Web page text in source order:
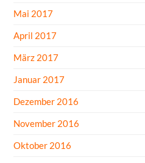
Mai 2017
April 2017
März 2017
Januar 2017
Dezember 2016
November 2016
Oktober 2016